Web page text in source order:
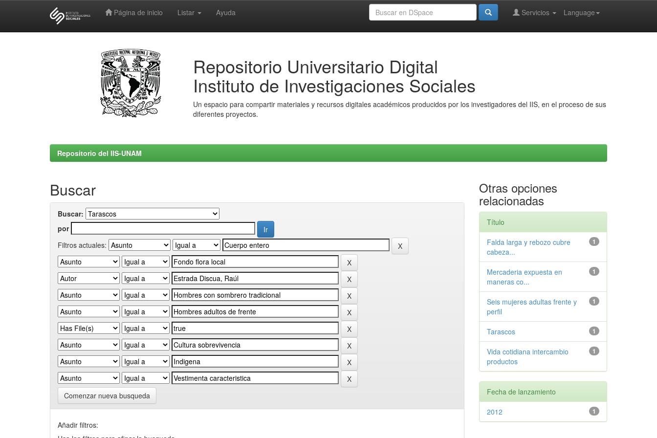
Página de inicio Listar Ayuda Language
Servicios
Repositorio Universitario Digital
Instituto de Investigaciones Sociales
Un espacio para compartir materiales y recursos digitales académicos producidos por los investigadores del IIS, en el proceso de sus
diferentes proyectos.
Repositorio del IIS-UNAM
Buscar
Buscar:
por
Filtros actuales:
Comenzar nueva busqueda
Añadir filtros:
Otras opciones
relacionadas
Título
1
Falda larga y rebozo cubre
cabeza...
1
Mercaderia expuesta en
maneras co...
1
Seis mujeres adultas frente y
perfil
1
Tarascos
1
Vida cotidiana intercambio
productos
Fecha de lanzamiento
1
2012